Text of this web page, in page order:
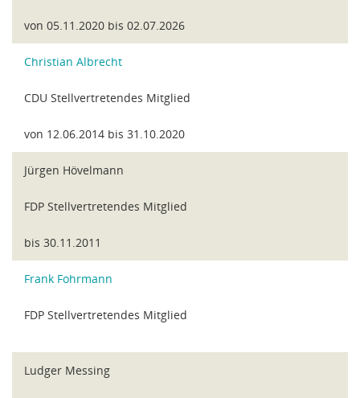
von 05.11.2020 bis 02.07.2026
Christian Albrecht
CDU Stellvertretendes Mitglied
von 12.06.2014 bis 31.10.2020
Jürgen Hövelmann
FDP Stellvertretendes Mitglied
bis 30.11.2011
Frank Fohrmann
FDP Stellvertretendes Mitglied
Ludger Messing